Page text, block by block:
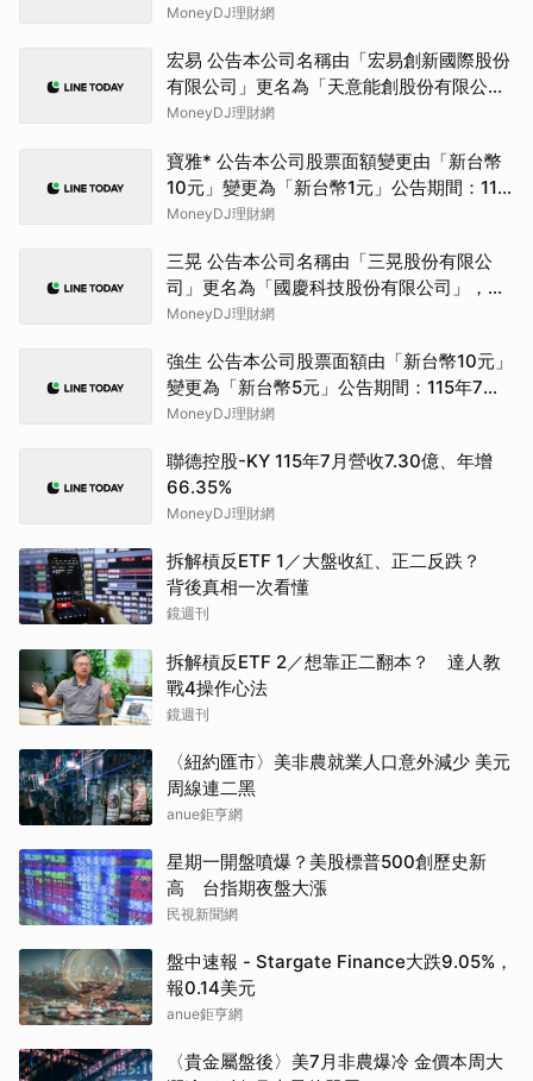
間：115年08月06日至115年11月05日。
MoneyDJ理財網
宏易 公告本公司名稱由「宏易創新國際股份
有限公司」更名為「天意能創股份有限公
司」，公告期間：115年7月09日至115年10
MoneyDJ理財網
寶雅* 公告本公司股票面額變更由「新台幣
10元」變更為「新台幣1元」公告期間：115
年7月2日至115年10月1日
MoneyDJ理財網
三晃 公告本公司名稱由「三晃股份有限公
司」更名為「國慶科技股份有限公司」，公
告期間：115年07月01日至115年9月30日。
MoneyDJ理財網
強生 公告本公司股票面額由「新台幣10元」
變更為「新台幣5元」公告期間：115年7月
22日至115年10月21日
MoneyDJ理財網
聯德控股-KY 115年7月營收7.30億、年增
66.35%
MoneyDJ理財網
拆解槓反ETF 1／大盤收紅、正二反跌？
背後真相一次看懂
鏡週刊
拆解槓反ETF 2／想靠正二翻本？ 達人教
戰4操作心法
鏡週刊
〈紐約匯市〉美非農就業人口意外減少 美元
周線連二黑
anue鉅亨網
星期一開盤噴爆？美股標普500創歷史新
高 台指期夜盤大漲
民視新聞網
盤中速報 - Stargate Finance大跌9.05%，
報0.14美元
anue鉅亨網
〈貴金屬盤後〉美7月非農爆冷 金價本周大